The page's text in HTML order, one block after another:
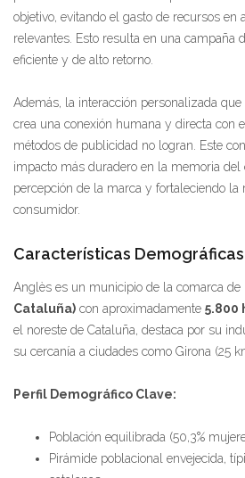
objetivo, evitando el gasto de recursos en
relevantes. Esto resulta en una campaña
eficiente y de alto retorno.
Además, la interacción personalizada
crea una conexión humana y directa con
métodos de publicidad no logran. Este
impacto más duradero en la memoria del
percepción de la marca y fortaleciendo la
consumidor.
Características
Anglès es un municipio de la comarca de
Cataluña) con aproximadamente 5.800
el noreste de Cataluña, destaca por su
su cercanía a ciudades como Girona (25
Perfil Demográfico Clave:
Población equilibrada (50,3%
Pirámide poblacional envejecida,